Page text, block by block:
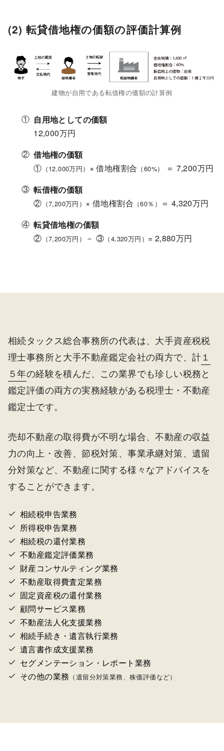
(2) 転貸借地権の価額の評価計算例
建物が自用である転借権の価額の計算例
自用地としての価額
12,000万円
借地権の価額
① （12,000万円） × 借地権割合 （60%）
＝ 7,200万円
転借権の価額
② （7,200万円） × 借地権割合 （60％）
＝ 4,320万円
転貸借地権の価額
② （7,200万円） － ③ （4,320万円） = 2,880万円
相続タックス総合事務所の代表は、大手資産税税
理士事務所と大手不動産鑑定会社の両方で、計 １
５年の経験を積んだ、この業界でも珍しい税務と
鑑定評価の両方の実務経験がある税理士・不動産
鑑定士です。
売却不動産の取得費が不明な場合、不動産の収益
力の向上・改善、節税対策、事業承継対策、遺留
分対策など、不動産に関する様々なアドバイスを
することができます。
相続税申告業務
所得税申告業務
相続税の還付業務
不動産鑑定評価業務
財産コンサルティング業務
不動産取得費査定業務
固定資産税の還付業務
顧問サービス業務
不動産法人化支援業務
相続手続き・遺言執行業務
遺言書作成支援業務
セグメンテーション・レポート業務
その他の業務 （遺留分対策業務、株価評価など）